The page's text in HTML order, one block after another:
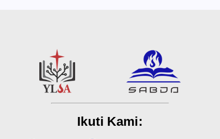
Ikuti Kami: